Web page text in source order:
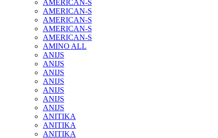
AMERICAN-S
AMERICAN-S
AMERICAN-S
AMERICAN-S
AMERICAN-S
AMINO ALL
ANIJS
ANIJS
ANIJS
ANIJS
ANIJS
ANIJS
ANIJS
ANITIKA
ANITIKA
ANITIKA